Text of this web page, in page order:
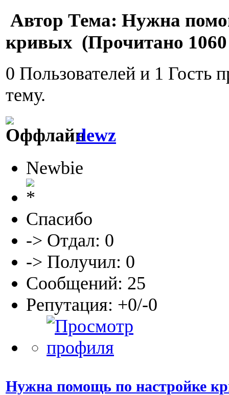
Автор Тема: Нужна
кривых (Прочитано 1060
0 Пользователей и 1 Гость
тему.
dewz
Newbie
Спасибо
-> Отдал: 0
-> Получил: 0
Сообщений: 25
Репутация: +0/-0
Нужна помощь по настройке